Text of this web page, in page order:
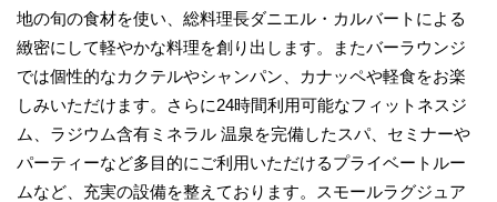
地の旬の食材を使い、総料理長ダニエル・カルバートによる
緻密にして軽やかな料理を創り出します。またバーラウンジ
では個性的なカクテルやシャンパン、カナッペや軽食をお楽
しみいただけます。さらに24時間利用可能なフィットネスジ
ム、ラジウム含有ミネラル 温泉を完備したスパ、セミナーや
パーティーなど多目的にご利用いただけるプライベートルー
ムなど、充実の設備を整えております。スモールラグジュア